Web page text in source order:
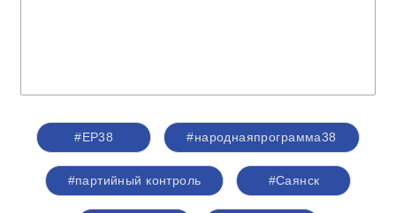
#ЕР38 #народнаяпрограмма38
#партийный контроль #Саянск